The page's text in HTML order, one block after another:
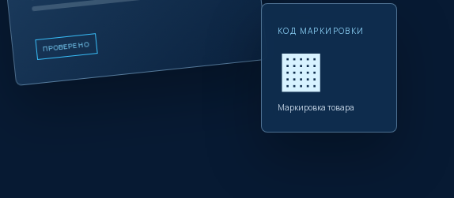
ПРОВЕРЕНО
КОД МАРКИРОВКИ
▦
Маркировка товара